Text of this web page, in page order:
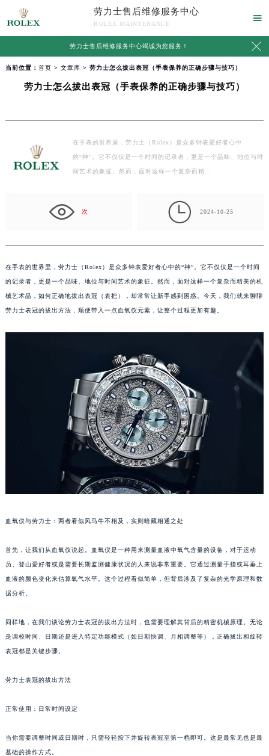
劳力士售后维修服务中心
ROLEX MAINTENANCE

劳力士售后维修服务中心竭诚为您服务！ 
当前位置： 首页 > 文章库 > 劳力士怎么拔出表冠（手表保养的正确步骤与技巧）
劳力士怎么拔出表冠（手表保养的正确步骤与技巧）
在手表的世界里，劳力士（Rolex）是众多钟表爱好者心中
的“神”。它不仅仅是一个时间的记录者，更是一个品味、地位与时
间艺术的象征。然而，面对这样一个复杂而精…
次  2024-10-25
在手表的世界里，劳力士（Rolex）是众多钟表爱好者心中的“神”。它不仅仅是一个时间
的记录者，更是一个品味、地位与时间艺术的象征。然而，面对这样一个复杂而精美的机
械艺术品，如何正确地拔出表冠（表把），却常常让新手感到困惑。今天，我们就来聊聊
劳力士表冠的拔出方法，顺便带入一点血氧仪元素，让整个过程更加有趣。
血氧仪与劳力士：两者看似风马牛不相及，实则暗藏相通之处
首先，让我们从血氧仪说起。血氧仪是一种用来测量血液中氧气含量的设备，对于运动
员、登山爱好者或是需要长期监测健康状况的人来说非常重要。它通过测量手指或耳垂上
血液的颜色变化来估算氧气水平。这个过程看似简单，但背后涉及了复杂的光学原理和数
据分析。
同样地，在我们谈论劳力士表冠的拔出方法时，也需要理解其背后的精密机械原理。无论
是调校时间、日期还是进入特定功能模式（如日期快调、月相调整等），正确拔出和旋转
表冠都是关键步骤。
劳力士表冠的拔出方法
正常使用：日常时间设定
当你需要调整时间或日期时，只需轻轻按下并旋转表冠至第一档即可。这是最常见也是最
基础的操作方式。